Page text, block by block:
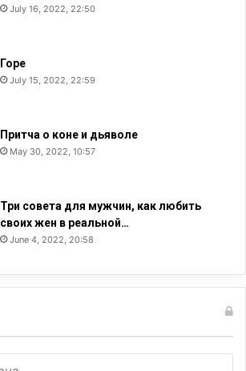
July 16, 2022, 22:50
Горе
July 15, 2022, 22:59
Притча о коне и дьяволе
May 30, 2022, 10:57
Три совета для мужчин, как любить
своих жен в реальной…
June 4, 2022, 20:58